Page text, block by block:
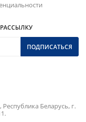
ПОДПИСАТЬСЯ
Беларусь, г.